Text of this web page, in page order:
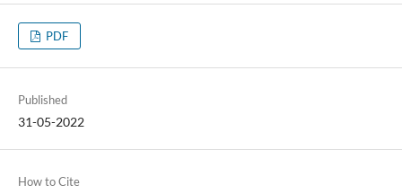
PDF
Published
31-05-2022
How to Cite